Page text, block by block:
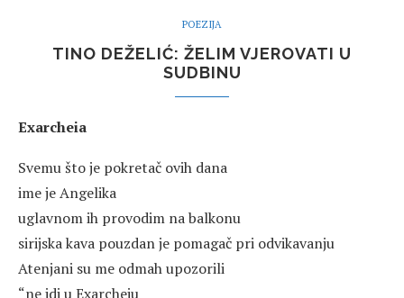
POEZIJA
TINO DEŽELIĆ: ŽELIM VJEROVATI U
SUDBINU
Exarcheia
Svemu što je pokretač ovih dana
ime je Angelika
uglavnom ih provodim na balkonu
sirijska kava pouzdan je pomagač pri odvikavanju
Atenjani su me odmah upozorili
“ne idi u Exarcheiu